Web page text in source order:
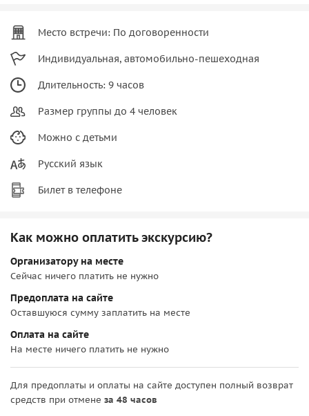
Место встречи: По договоренности
Индивидуальная, автомобильно-пешеходная
Длительность: 9 часов
Размер группы до 4 человек
Можно с детьми
Русский язык
Билет в телефоне
Как можно оплатить экскурсию?
Организатору на месте
Сейчас ничего платить не нужно
Предоплата на сайте
Оставшуюся сумму заплатить на месте
Оплата на сайте
На месте ничего платить не нужно
Для предоплаты и оплаты на сайте доступен полный возврат
средств при отмене за 48 часов